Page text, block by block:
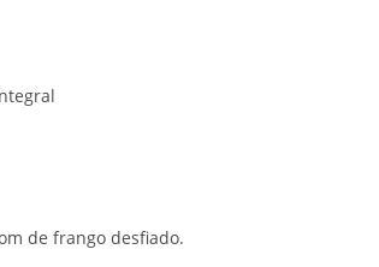
de frango desfiado.